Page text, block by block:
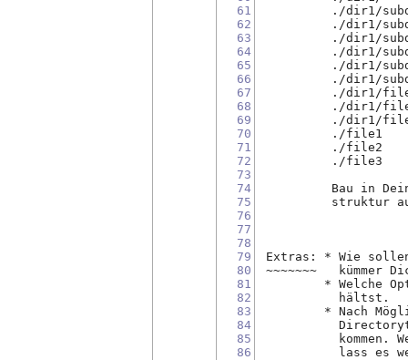
61
62
63
64
65
66
67
68
69
70
71
72
73
74
75
76
77
78
79
80
81
82
83
84
85
86
./dir1/
./dir1/
./dir1/
./dir1/
./dir1/
./dir1/
./dir1/
./dir1/
./dir1/
          ./file1
          ./file2
          ./file3
Bau in
struktur
Extras: * Wie
~~~~~~~   kümmer
* Welche
           hältst.
* Nach
kommen.
lass es